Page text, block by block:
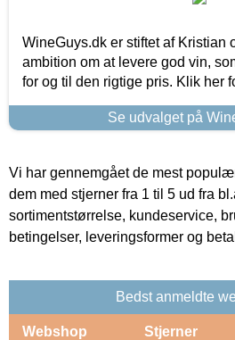
WineGuys.dk er stiftet af Kristian
ambition om at levere god vin,
for og til den rigtige pris. Klik her
Se udvalget på
Vi har gennemgået de mest
dem med stjerner fra 1 til 5 ud fra
sortimentstørrelse, kundeservice,
betingelser, leveringsformer og
Bedst anmeldte
Webshop Stjerner